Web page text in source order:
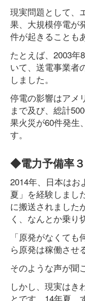
現実問題として、
果、大規模停電が
件が起きることも
たとえば、2003年
いて、送電事業者
しました。
停電の影響はアメ
まで及び、総計
果火災が60件発生
す。
◆電力予備率
2014年、日本はお
夏」を経験しまし
に搬送されました
く、なんとか乗り
「原発がなくて
ら原発は稼働させ
そのような声が聞
しかし、現実はき
とです。14年夏、